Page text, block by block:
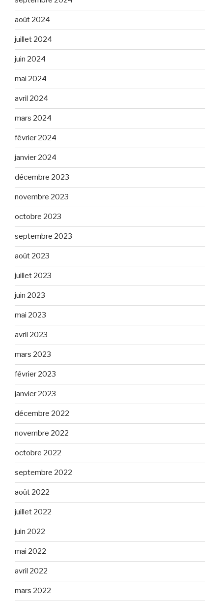
août 2024
juillet 2024
juin 2024
mai 2024
avril 2024
mars 2024
février 2024
janvier 2024
décembre 2023
novembre 2023
octobre 2023
septembre 2023
août 2023
juillet 2023
juin 2023
mai 2023
avril 2023
mars 2023
février 2023
janvier 2023
décembre 2022
novembre 2022
octobre 2022
septembre 2022
août 2022
juillet 2022
juin 2022
mai 2022
avril 2022
mars 2022